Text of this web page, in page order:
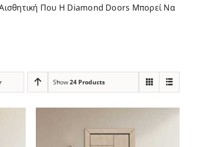
Που Η Diamond Doors Μπορεί Να
Show24 Products